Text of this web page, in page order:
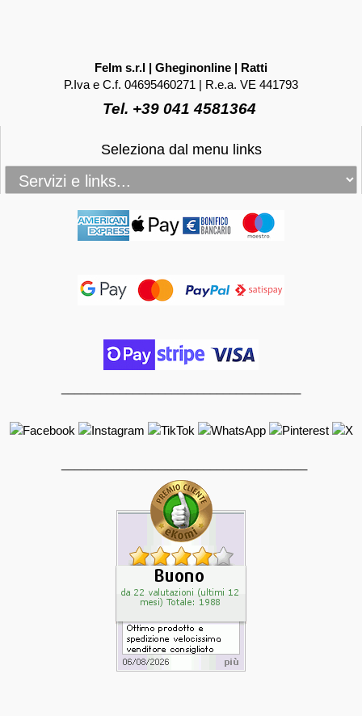
Felm s.r.l | Gheginonline | Ratti
P.Iva e C.f. 04695460271 | R.e.a. VE 441793
Tel. +39 041 4581364
Seleziona dal menu links